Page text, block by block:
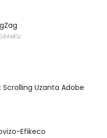
Scrolling Uzanta Adobe
Efikeco